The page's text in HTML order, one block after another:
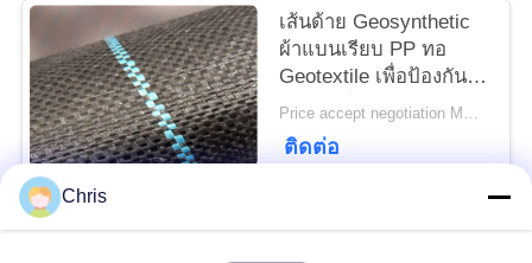
เส้นด้าย Geosynthetic
ผ้าแบนเรียบ PP ทอ
Geotextile เพื่อป้องกัน
การเติบโตของหญ้า
Price accept negotiation MOQ:1,000 ตร.ม.
ติดต่อ
หมวดหมู่ยอดนิยม
Chris